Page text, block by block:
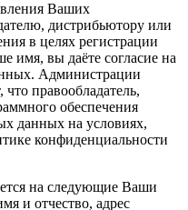
Ваших
дистрибьютору или
в целях регистрации
имя, вы даёте согласие на
Администрации
что правообладатель,
обеспечения
данных на условиях,
конфиденциальности
на следующие Ваши
и отчество, адрес